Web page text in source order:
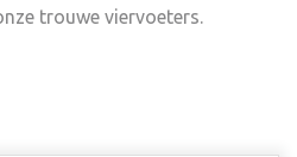
trouwe viervoeters.